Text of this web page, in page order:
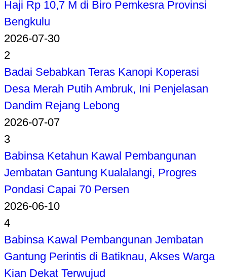
Haji Rp 10,7 M di Biro Pemkesra Provinsi
Bengkulu
2026-07-30
2
Badai Sebabkan Teras Kanopi Koperasi
Desa Merah Putih Ambruk, Ini Penjelasan
Dandim Rejang Lebong
2026-07-07
3
Babinsa Ketahun Kawal Pembangunan
Jembatan Gantung Kualalangi, Progres
Pondasi Capai 70 Persen
2026-06-10
4
Babinsa Kawal Pembangunan Jembatan
Gantung Perintis di Batiknau, Akses Warga
Kian Dekat Terwujud